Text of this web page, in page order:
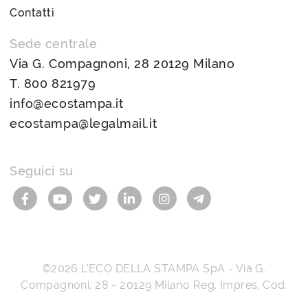
Contatti
Sede centrale
Via G. Compagnoni, 28 20129 Milano
T. 800 821979
info@ecostampa.it
ecostampa@legalmail.it
Seguici su
©2026 L’ECO DELLA STAMPA SpA - Via G.
Compagnoni, 28 - 20129 Milano Reg. Impres, Cod.